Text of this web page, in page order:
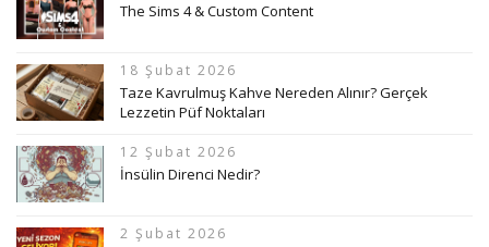
The Sims 4 & Custom Content
18 Şubat 2026
Taze Kavrulmuş Kahve Nereden Alınır? Gerçek
Lezzetin Püf Noktaları
12 Şubat 2026
İnsülin Direnci Nedir?
2 Şubat 2026